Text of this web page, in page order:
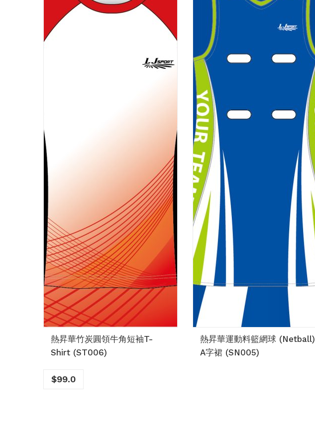
熱昇華竹炭圓領牛角短袖T-
Shirt (ST006)
$99.0
熱昇華運動料籃網球 (Netball)
A字裙 (SN005)